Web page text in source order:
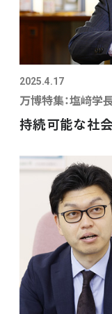
2025.4.17
万博特集：塩﨑学
持続可能な社